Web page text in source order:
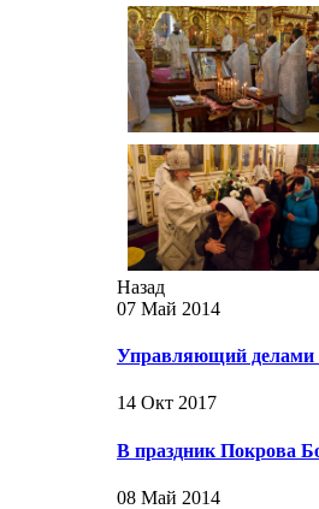
Назад
07 Май 2014
Управляющий делами
14 Окт 2017
В праздник Покрова
08 Май 2014